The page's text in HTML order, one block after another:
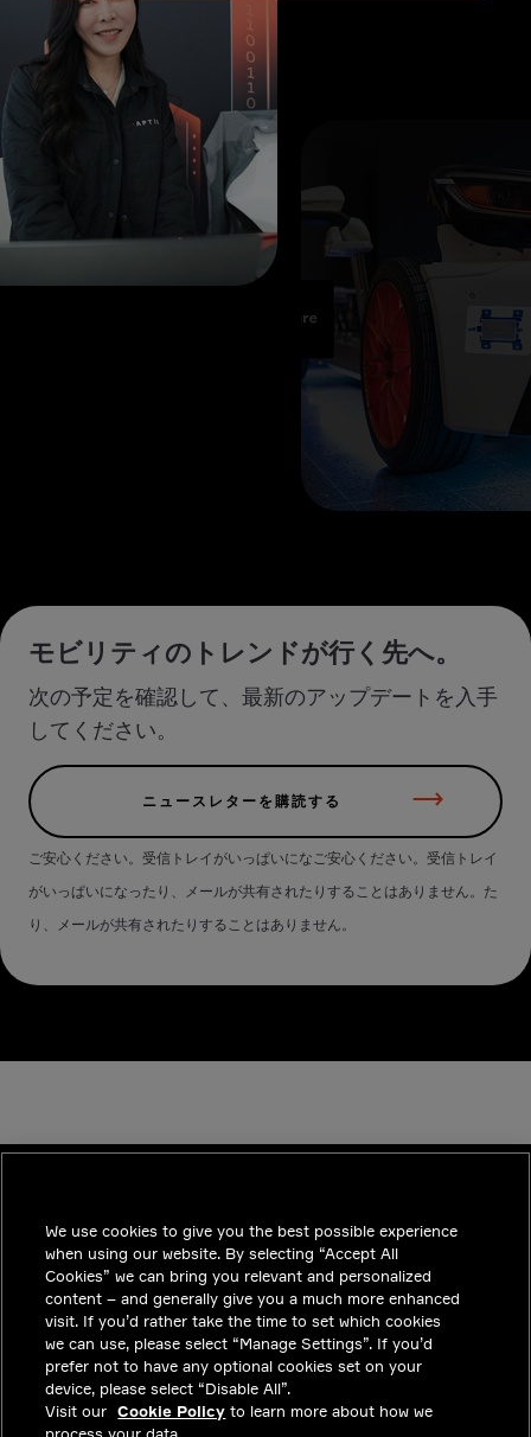
モビリティのトレンドが行く先へ。
次の予定を確認して、最新のアップデートを入手
してください。
ニュースレターを購読する
ご安心ください。受信トレイがいっぱいになご安心ください。受信トレイ
がいっぱいになったり、メールが共有されたりすることはありません。た
り、メールが共有されたりすることはありません。
INDUSTRIES
インサイト
ソリューション
採用情報
投資家向けお知らせ
We use cookies to give you the best possible experience
when using our website. By selecting “Accept All
Cookies” we can bring you relevant and personalized
content – and generally give you a much more enhanced
visit. If you’d rather take the time to set which cookies
we can use, please select “Manage Settings”. If you’d
prefer not to have any optional cookies set on your
device, please select “Disable All”.
Visit our Cookie Policy to learn more about how we